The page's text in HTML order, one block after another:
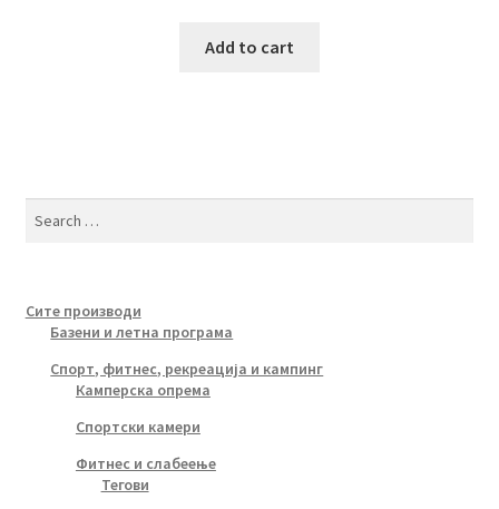
Add to cart
Сите производи
Базени и летна програма
Спорт, фитнес, рекреација и кампинг
Камперска опрема
Спортски камери
Фитнес и слабеење
Тегови